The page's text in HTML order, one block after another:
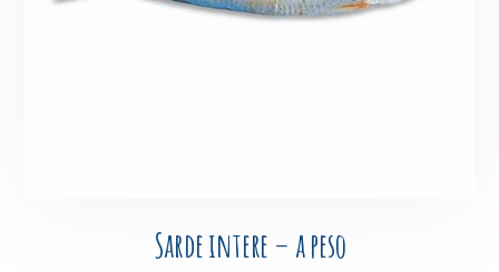
Sarde intere – a peso